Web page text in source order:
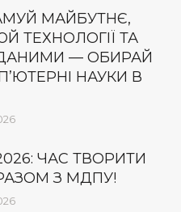
МАЙБУТНЄ,
ТЕХНОЛОГІЇ ТА
— ОБИРАЙ
НАУКИ В
ЧАС ТВОРИТИ
З МДПУ!